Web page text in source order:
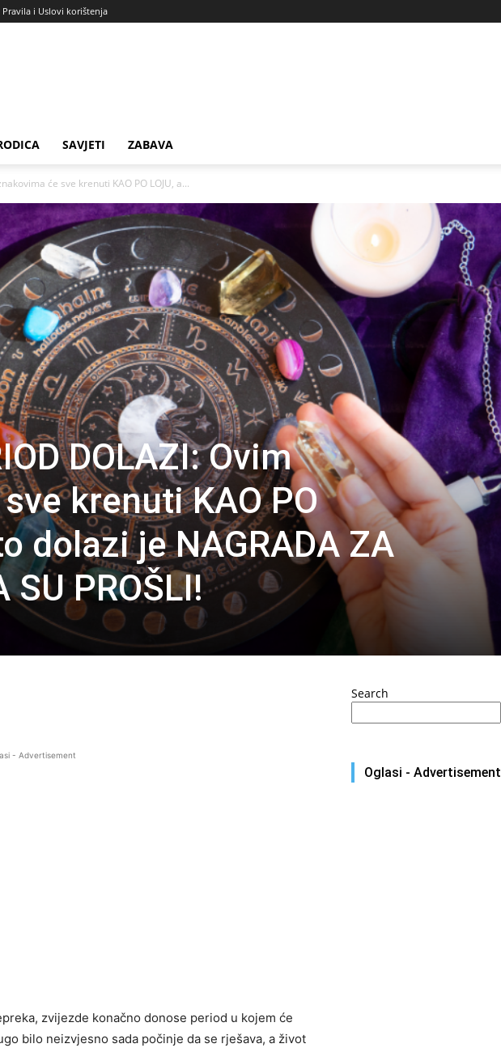
Pravila i Uslovi korištenja
SAVJETI ZABAVA
će sve krenuti KAO PO LOJU, a...
DOLAZI: Ovim
krenuti KAO PO
dolazi je NAGRADA ZA
SU PROŠLI!
- Advertisement
zvijezde konačno donose period u kojem će
bilo neizvjesno sada počinje da se rješava, a život
Search
Oglasi - Advertisement